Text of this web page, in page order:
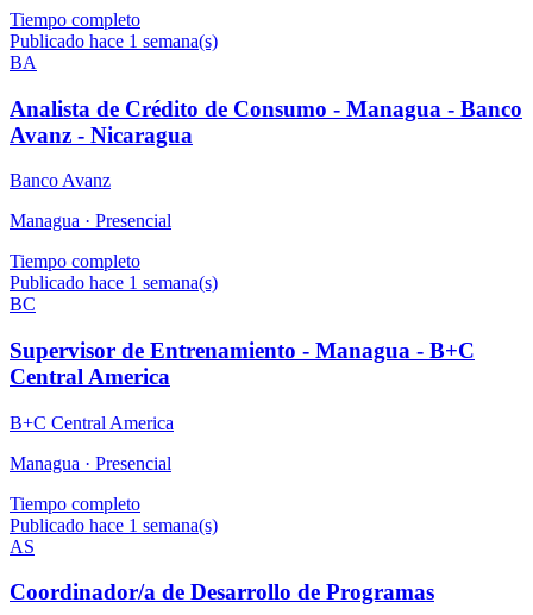
Tiempo completo
Publicado hace 1 semana(s)
BA
Analista de Crédito de Consumo - Managua - Banco
Avanz - Nicaragua
Banco Avanz
Managua · Presencial
Tiempo completo
Publicado hace 1 semana(s)
BC
Supervisor de Entrenamiento - Managua - B+C
Central America
B+C Central America
Managua · Presencial
Tiempo completo
Publicado hace 1 semana(s)
AS
Coordinador/a de Desarrollo de Programas